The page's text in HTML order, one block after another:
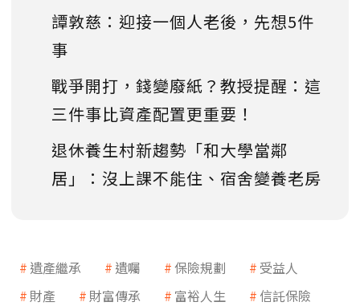
譚敦慈：迎接一個人老後，先想5件
事
戰爭開打，錢變廢紙？教授提醒：這
三件事比資產配置更重要！
退休養生村新趨勢「和大學當鄰
居」：沒上課不能住、宿舍變養老房
遺產繼承 遺囑 保險規劃
受益人
財產
財富傳承 富裕人生 信託保險